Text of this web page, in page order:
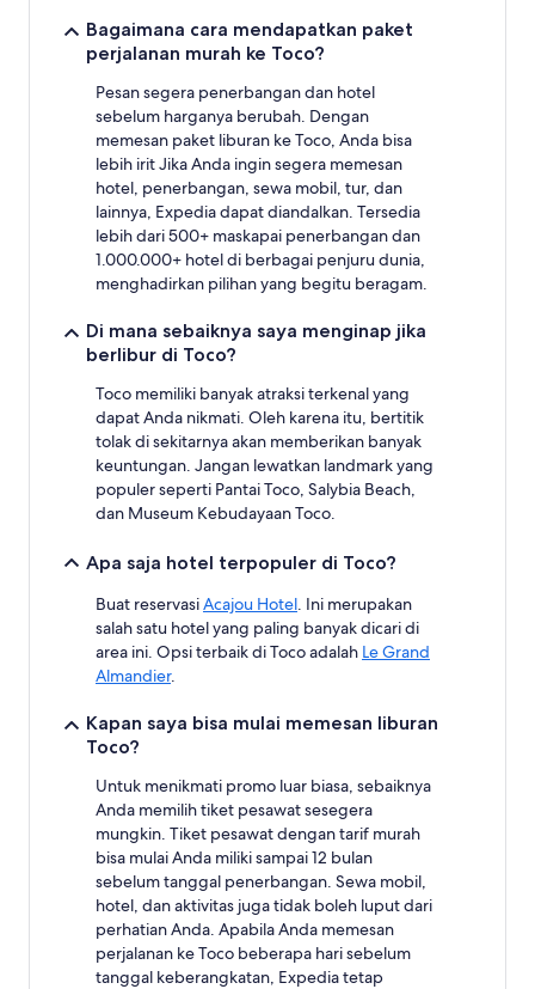
dapat
berubah
Ketentuan
tambahan
Bagaimana cara mendapatkan paket
perjalanan murah ke Toco?
Pesan segera penerbangan dan hotel
sebelum harganya berubah. Dengan
memesan paket liburan ke Toco, Anda bisa
lebih irit Jika Anda ingin segera memesan
hotel, penerbangan, sewa mobil, tur, dan
lainnya, Expedia dapat diandalkan. Tersedia
lebih dari 500+ maskapai penerbangan dan
1.000.000+ hotel di berbagai penjuru dunia,
menghadirkan pilihan yang begitu beragam.
Di mana sebaiknya saya menginap jika
berlibur di Toco?
Toco memiliki banyak atraksi terkenal yang
dapat Anda nikmati. Oleh karena itu, bertitik
tolak di sekitarnya akan memberikan banyak
keuntungan. Jangan lewatkan landmark yang
populer seperti Pantai Toco, Salybia Beach,
dan Museum Kebudayaan Toco.
Apa saja hotel terpopuler di Toco?
Buat reservasiAcajou Hotel. Ini merupakan
salah satu hotel yang paling banyak dicari di
area ini. Opsi terbaik di Toco adalah Le Grand
Almandier.
Kapan saya bisa mulai memesan liburan
Toco?
Untuk menikmati promo luar biasa, sebaiknya
Anda memilih tiket pesawat sesegera
mungkin. Tiket pesawat dengan tarif murah
bisa mulai Anda miliki sampai 12 bulan
sebelum tanggal penerbangan. Sewa mobil,
hotel, dan aktivitas juga tidak boleh luput dari
perhatian Anda. Apabila Anda memesan
perjalanan ke Toco beberapa hari sebelum
tanggal keberangkatan, Expedia tetap